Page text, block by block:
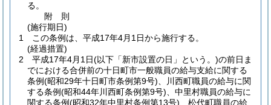
る。
附 則
(施行期日)
1
この条例は、平成17年4月1日から施行する。
(経過措置)
2
平成17年4月1日(以下「新市設置の日」という。)の前日ま
でにおける合併前の十日町市一般職員の給与支給に関する
条例(昭和29年十日町市条例第9号) 、川西町職員の給与に関
する条例(昭和44年川西町条例第9号) 、中里村職員の給与に
関する条例(昭和32年中里村条例第13号) 、松代町職員の給